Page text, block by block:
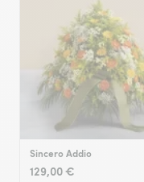
Sincero Addio
129,00 €